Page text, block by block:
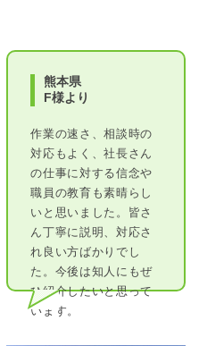
熊本県
F様より
作業の速さ、相談時の
対応もよく、社長さん
の仕事に対する信念や
職員の教育も素晴らし
いと思いました。皆さ
ん丁寧に説明、対応さ
れ良い方ばかりでし
た。今後は知人にもぜ
ひ紹介したいと思って
います。